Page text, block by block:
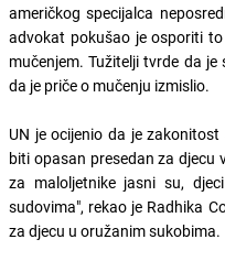
američkog specijalca
advokat pokušao je osporiti
mučenjem. Tužitelji tvrde da
da je priče o mučenju izmislio.
UN je ocijenio da je
biti opasan presedan za djecu
za maloljetnike jasni su,
sudovima", rekao je Radhika
za djecu u oružanim sukobima.